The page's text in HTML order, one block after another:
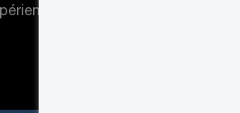
client vous offre toutes